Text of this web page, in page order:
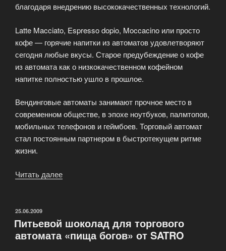
благодаря внедрению высококачественных технологий.
Latte Macciato, Espresso dopio, Moccacino или просто
кофе — горячие напитки из автоматов удовлетворяют
сегодня любые вкусы. Старое предубеждение о кофе
из автомата как о низкокачественном кофейном
напитке полностью ушло в прошлое.
Вендинговые автоматы занимают прочное место в
современном обществе, в эпохе ноутбуков, палмтопов,
мобильных телефонов и геймбоев. Торговый автомат
стал постоянным партнером в быстротекущем ритме
жизни.
Читать далее
автоматов
кофе»
ОПУБЛИКОВАНО
25.06.2009
Питьевой шоколад для торгового
автомата «пища богов» от SATRO